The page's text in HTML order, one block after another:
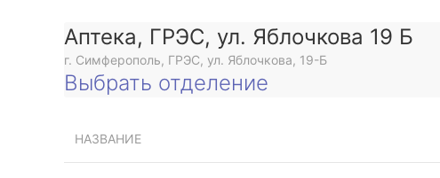
Аптека, ГРЭС, ул. Яблочкова 19 Б
г. Симферополь, ГРЭС, ул. Яблочкова, 19-Б
Выбрать отделение
НАЗВАНИЕ